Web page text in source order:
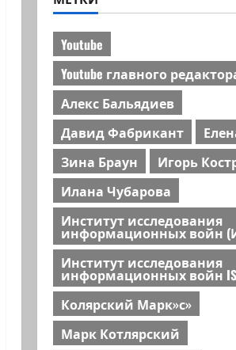
Youtube
Youtube главного
Алекс Бальядиев
Давид Фабрикант
Зина Браун
Игорь
Илана Чубарова
Институт исследования
информационных войн
Институт исследования
информационных войн
Колярский Марк»с»
Марк Котлярский